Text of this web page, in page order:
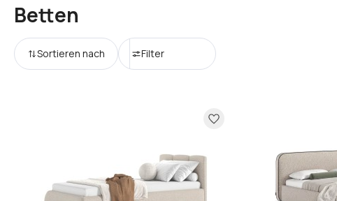
Oder anmelden mit:
Betten
Sortieren nach Filter